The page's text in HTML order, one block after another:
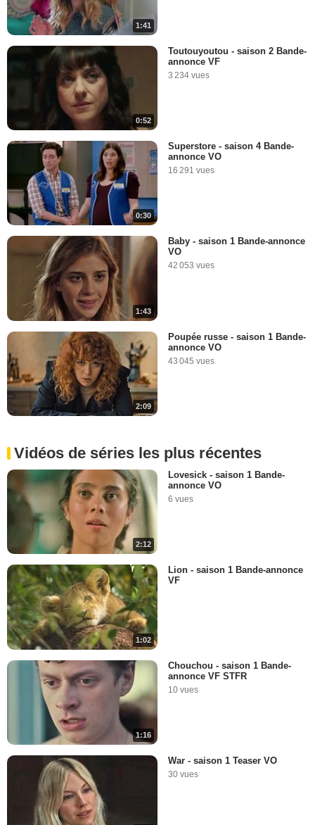
1:41
0:52
Toutouyoutou - saison 2 Bande-
annonce VF
3 234 vues
0:30
Superstore - saison 4 Bande-
annonce VO
16 291 vues
1:43
Baby - saison 1 Bande-annonce
VO
42 053 vues
2:09
Poupée russe - saison 1 Bande-
annonce VO
43 045 vues
Vidéos de séries les plus récentes
2:12
Lovesick - saison 1 Bande-
annonce VO
6 vues
1:02
Lion - saison 1 Bande-annonce
VF
1:16
Chouchou - saison 1 Bande-
annonce VF STFR
10 vues
War - saison 1 Teaser VO
30 vues